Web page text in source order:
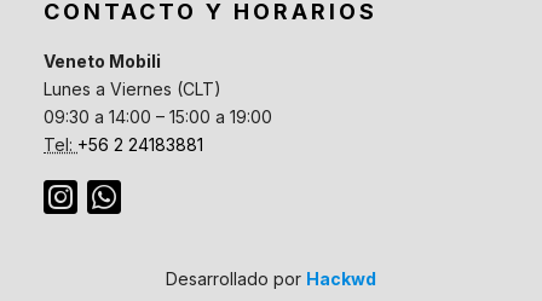
CONTACTO Y HORARIOS
Veneto Mobili
Lunes a Viernes (CLT)
09:30 a 14:00 – 15:00 a 19:00
Tel: +56 2 24183881
Desarrollado por Hackwd